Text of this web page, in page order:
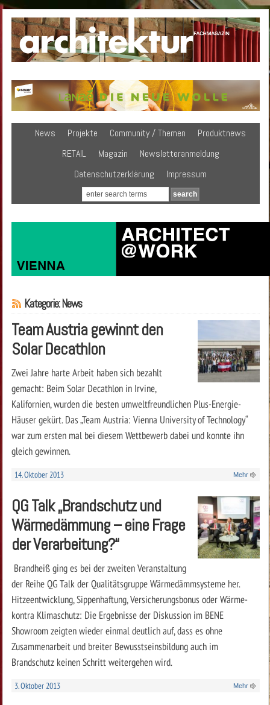
News Projekte Community / Themen
Produktnews
RETAIL
Magazin
Newsletteranmeldung
Datenschutzerklärung
Impressum
Kategorie: News
Team Austria gewinnt den
Solar Decathlon
Zwei Jahre harte Arbeit haben sich bezahlt
gemacht: Beim Solar Decathlon in Irvine,
Kalifornien, wurden die besten umweltfreundlichen Plus-Energie-
Häuser gekürt. Das „Team Austria: Vienna University of Technology“
war zum ersten mal bei diesem Wettbewerb dabei und konnte ihn
gleich gewinnen.
14. Oktober 2013 Mehr
QG Talk „Brandschutz und
Wärmedämmung – eine Frage
der Verarbeitung?“
Brandheiß ging es bei der zweiten Veranstaltung
der Reihe QG Talk der Qualitätsgruppe Wärmedämmsysteme her.
Hitzeentwicklung, Sippenhaftung, Versicherungsbonus oder Wärme-
kontra Klimaschutz: Die Ergebnisse der Diskussion im BENE
Showroom zeigten wieder einmal deutlich auf, dass es ohne
Zusammenarbeit und breiter Bewusstseinsbildung auch im
Brandschutz keinen Schritt weitergehen wird.
3. Oktober 2013 Mehr